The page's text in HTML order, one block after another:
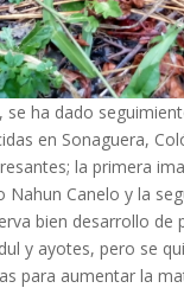
se ha dado
en Sonaguera,
la primera
Nahun Canelo y la
bien desarrollo de
y ayotes, pero se
para aumentar la